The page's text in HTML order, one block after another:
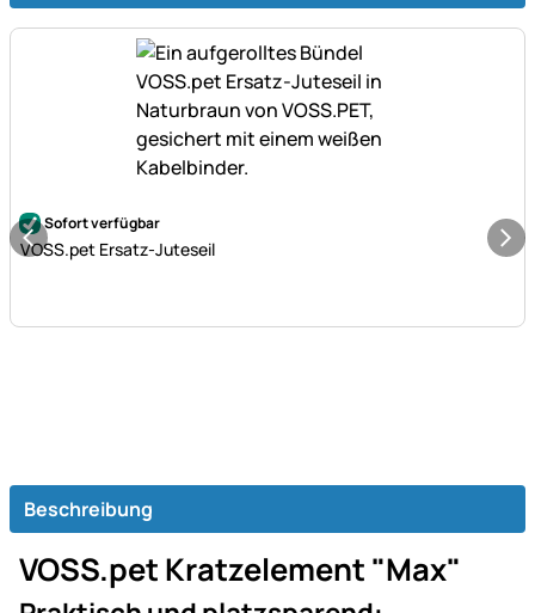
Noch keine Bewertungen abgegeben
Sofort verfügbar
VOSS.pet Ersatz-Juteseil
Beschreibung
VOSS.pet Kratzelement "Max"